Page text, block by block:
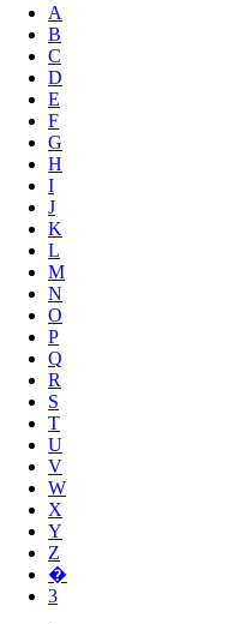
A
B
C
D
E
F
G
H
I
J
K
L
M
N
O
P
Q
R
S
T
U
V
W
X
Y
Z
�
3